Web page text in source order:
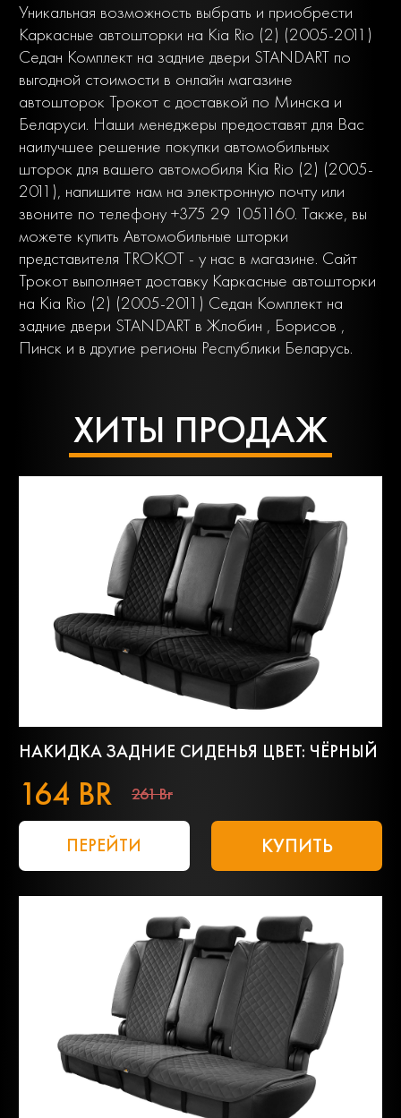
Уникальная возможность выбрать и приобрести
Каркасные автошторки на Kia Rio (2) (2005-2011)
Седан Комплект на задние двери STANDART по
выгодной стоимости в онлайн магазине
автошторок Трокот с доставкой по Минска и
Беларуси. Наши менеджеры предоставят для Вас
наилучшее решение покупки автомобильных
шторок для вашего автомобиля Kia Rio (2) (2005-
2011), напишите нам на электронную почту или
звоните по телефону +375 29 1051160. Также, вы
можете купить Автомобильные шторки
представителя TROKOT - у нас в магазине. Сайт
Трокот выполняет доставку Каркасные автошторки
на Kia Rio (2) (2005-2011) Седан Комплект на
задние двери STANDART в Жлобин , Борисов ,
Пинск и в другие регионы Республики Беларусь.
ХИТЫ ПРОДАЖ
НАКИДКА ЗАДНИЕ СИДЕНЬЯ ЦВЕТ: ЧЁРНЫЙ
164 BR 261 Br
ПЕРЕЙТИ КУПИТЬ